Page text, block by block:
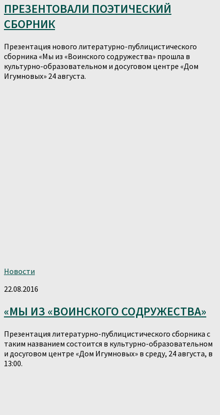
ПРЕЗЕНТОВАЛИ ПОЭТИЧЕСКИЙ
СБОРНИК
Презентация нового литературно-публицистического
сборника «Мы из «Воинского содружества» прошла в
культурно-образовательном и досуговом центре «Дом
Игумновых» 24 августа.
Новости
22.08.2016
«МЫ ИЗ «ВОИНСКОГО СОДРУЖЕСТВА»
Презентация литературно-публицистического сборника с
таким названием состоится в культурно-образовательном
и досуговом центре «Дом Игумновых» в среду, 24 августа, в
13:00.